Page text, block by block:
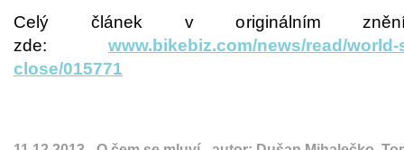
Celý článek v originálním
zde: www.bikebiz.com/news/read/
close/015771